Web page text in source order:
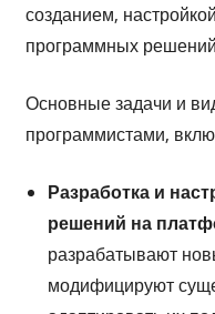
созданием,
программных
Основные задачи и
программистами,
Разработка и
решений на
разрабатывают
модифицируют